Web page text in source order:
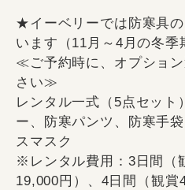
★イーベリーでは防寒具
います（11月～4月の冬
≪ご予約時に、オプショ
さい≫
レンタル一式（5点セット
ー、防寒パンツ、防寒手
スマスク
※レンタル費用：3日間（
19,000円）、4日間（観